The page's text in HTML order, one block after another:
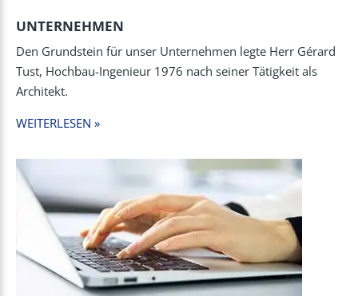
UNTERNEHMEN
Den Grundstein für unser Unternehmen legte Herr Gérard
Tust, Hochbau-Ingenieur 1976 nach seiner Tätigkeit als
Architekt.
WEITERLESEN »